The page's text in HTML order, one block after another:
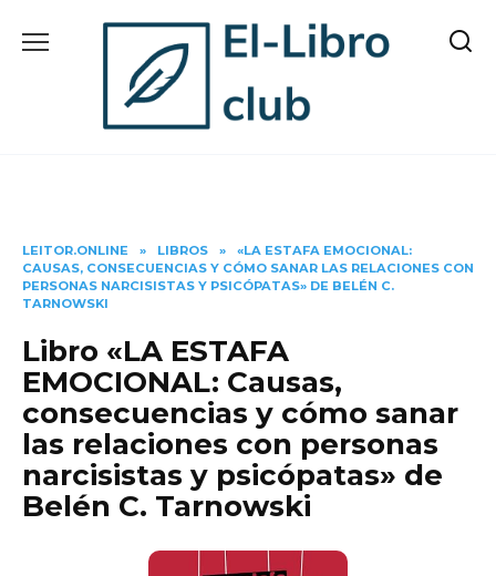
LEITOR.ONLINE » LIBROS »
«LA ESTAFA EMOCIONAL:
CAUSAS, CONSECUENCIAS Y CÓMO SANAR LAS RELACIONES CON
PERSONAS NARCISISTAS Y PSICÓPATAS» DE BELÉN C.
TARNOWSKI
Libro «LA ESTAFA
EMOCIONAL: Causas,
consecuencias y cómo sanar
las relaciones con personas
narcisistas y psicópatas» de
Belén C. Tarnowski